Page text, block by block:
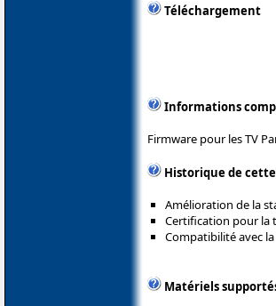
Téléchargement
Informations
Firmware pour les TV
Historique de
Amélioration de la
Certification pour la
Compatibilité avec la
Matériels